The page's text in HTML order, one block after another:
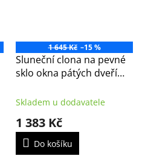
1 645 Kč –15 %
Sluneční clona na pevné
sklo okna pátých dveří
Peugeot Rifter,
Skladem u dodavatele
1 383 Kč
Do košíku